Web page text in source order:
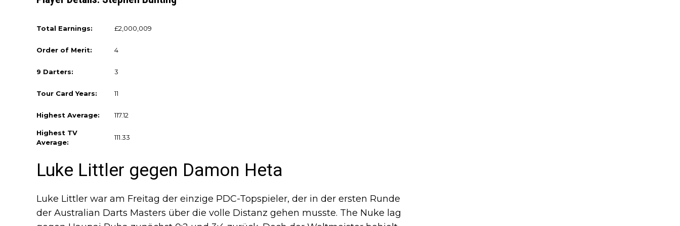
Total Earnings: £2,000,009
Order of Merit: 4
9 Darters: 3
Tour Card Years: 11
Highest Average: 117.12
Highest TV
Average:
111.33
Luke Littler gegen Damon Heta
Luke Littler war am Freitag der einzige PDC-Topspieler, der in der ersten Runde
der Australian Darts Masters über die volle Distanz gehen musste. The Nuke lag